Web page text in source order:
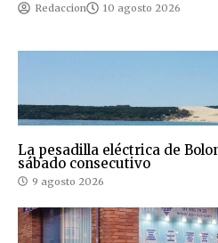
Redaccion 10 agosto 2026
La pesadilla eléctrica de
sábado consecutivo
9 agosto 2026